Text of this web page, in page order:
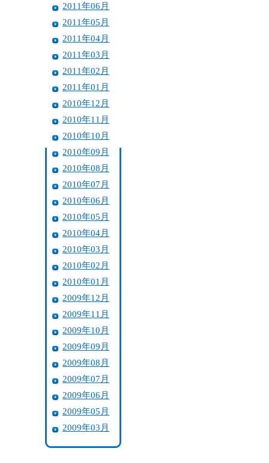
2011年06月
2011年05月
2011年04月
2011年03月
2011年02月
2011年01月
2010年12月
2010年11月
2010年10月
2010年09月
2010年08月
2010年07月
2010年06月
2010年05月
2010年04月
2010年03月
2010年02月
2010年01月
2009年12月
2009年11月
2009年10月
2009年09月
2009年08月
2009年07月
2009年06月
2009年05月
2009年03月